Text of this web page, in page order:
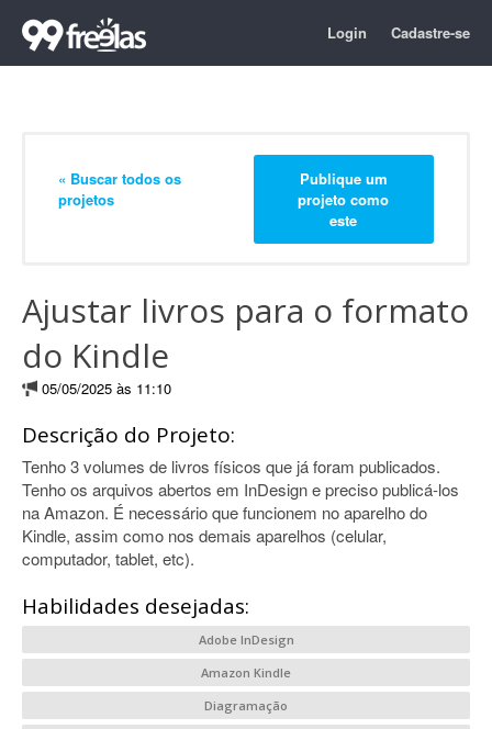
Login Cadastre-se
« Buscar todos os
projetos
Publique um
projeto como
este
Ajustar livros para o formato
do Kindle
05/05/2025 às 11:10
Descrição do Projeto:
Tenho 3 volumes de livros físicos que já foram publicados.
Tenho os arquivos abertos em InDesign e preciso publicá-los
na Amazon. É necessário que funcionem no aparelho do
Kindle, assim como nos demais aparelhos (celular,
computador, tablet, etc).
Habilidades desejadas:
Adobe InDesign
Amazon Kindle
Diagramação